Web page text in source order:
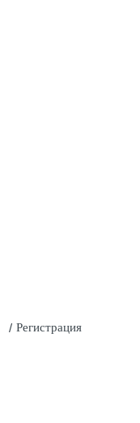
/ Регистрация